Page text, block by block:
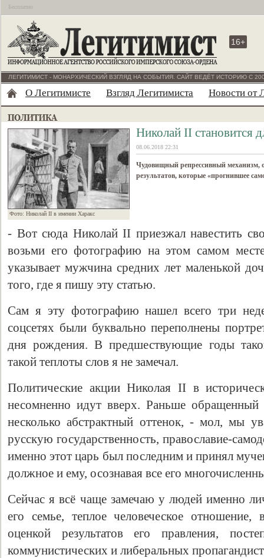
Бесплатно
16+
ЛЕГИТИМИСТ - МОНАРХИЧЕСКИЙ ВЗГЛЯД НА СОБЫТИЯ. САЙТ ВЕДЁТ ИСТОРИЮ С
О Легитимисте Взгляд Легитимиста Новости от
Фото: Николай II в имении Харакс
Николай II становится
08.06.2018 22:31
Чудовищный репрессивный механизм,
результатов, которые «прогнившее
- Вот сюда Николай II приезжал навестить
возьми его фотографию на этом самом
указывает мужчина средних лет маленькой
того, где я пишу эту статью.
Сам я эту фотографию нашел всего три
соцсетях были буквально переполнены
дня рождения. В предшествующие годы
такой теплоты слов я не замечал.
Политические акции Николая II в
несомненно идут вверх. Раньше
несколько абстрактный оттенок, - мол, мы
русскую государственность, православие-
именно этот царь был последним и принял
должное и ему, осознавая все его
Сейчас я всё чаще замечаю у людей именно
его семье, теплое человеческое отношение,
оценкой результатов его правления,
коммунистических и либеральных